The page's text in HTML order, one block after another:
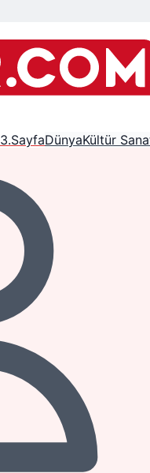
3.SayfaDünyaKültür